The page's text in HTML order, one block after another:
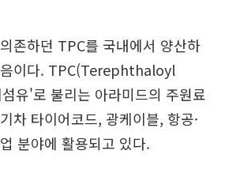
존하던 TPC를 국내에서 양산하
이다. TPC(Terephthaloyl
유'로 불리는 아라미드의 주원료
차 타이어코드, 광케이블, 항공·
분야에 활용되고 있다.